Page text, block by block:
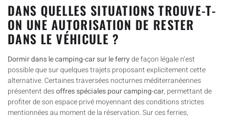
DANS QUELLES SITUATIONS TROUVE-T-
ON UNE AUTORISATION DE RESTER
DANS LE VÉHICULE ?
Dormir dans le camping-car sur le ferryde façon légale n’est
possible que sur quelques trajets proposant explicitement cette
alternative. Certaines traversées nocturnes méditerranéennes
présentent desoffres spéciales pour camping-car, permettant de
profiter de son espace privé moyennant des conditions strictes
mentionnées au moment de la réservation. Sur ces ferries,